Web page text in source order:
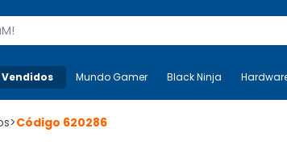
Mais-v- Mundo Gamer Black Ninja
Mundo Gamer Black Ninja
>Código 620286